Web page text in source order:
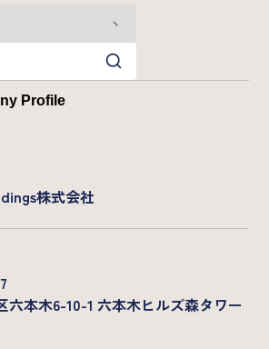
募集職種一覧
Profile
株式会社
六本木6-10-1 六本木ヒルズ森タワー